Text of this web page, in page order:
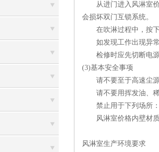
从进门进入风淋室价
会损坏双门互锁系统。
在吹淋过程中，按下
如发现工作出现异常
检修时应先切断电源
(3)基本安全事项
请不要至于高速尘源
请不要用挥发油、稀
禁止用于下列场所：
风淋室价格内壁材质
风淋室生产环境要求